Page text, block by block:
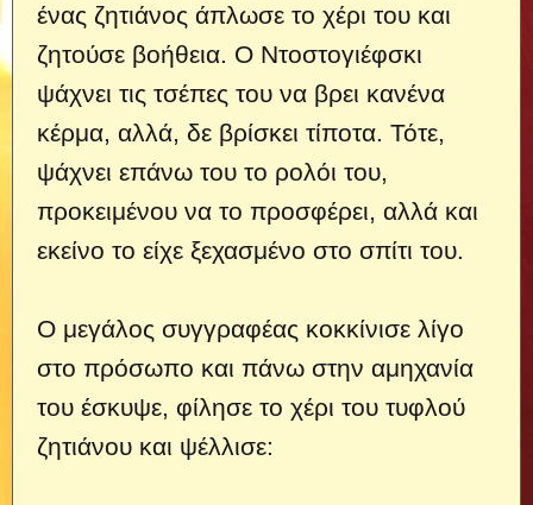
ένας ζητιάνος άπλωσε το χέρι του και
ζητούσε βοήθεια. Ο Ντοστογιέφσκι
ψάχνει τις τσέπες του να βρει κανένα
κέρμα, αλλά, δε βρίσκει τίποτα. Τότε,
ψάχνει επάνω του το ρολόι του,
προκειμένου να το προσφέρει, αλλά και
εκείνο το είχε ξεχασμένο στο σπίτι του.
Ο μεγάλος συγγραφέας κοκκίνισε λίγο
στο πρόσωπο και πάνω στην αμηχανία
του έσκυψε, φίλησε το χέρι του τυφλού
ζητιάνου και ψέλλισε: